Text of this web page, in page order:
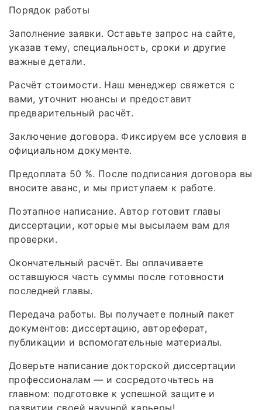
Порядок работы
Заполнение заявки. Оставьте запрос на сайте,
указав тему, специальность, сроки и другие
важные детали.
Расчёт стоимости. Наш менеджер свяжется с
вами, уточнит нюансы и предоставит
предварительный расчёт.
Заключение договора. Фиксируем все условия в
официальном документе.
Предоплата 50 %. После подписания договора вы
вносите аванс, и мы приступаем к работе.
Поэтапное написание. Автор готовит главы
диссертации, которые мы высылаем вам для
проверки.
Окончательный расчёт. Вы оплачиваете
оставшуюся часть суммы после готовности
последней главы.
Передача работы. Вы получаете полный пакет
документов: диссертацию, автореферат,
публикации и вспомогательные материалы.
Доверьте написание докторской диссертации
профессионалам — и сосредоточьтесь на
главном: подготовке к успешной защите и
развитии своей научной карьеры!